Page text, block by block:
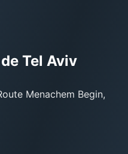
Tel Aviv
Menachem Begin,